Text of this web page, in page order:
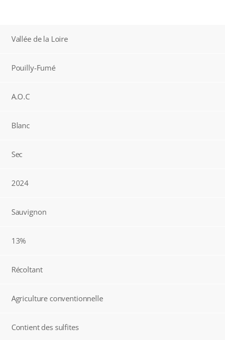
Vallée de la Loire
Pouilly-Fumé
A.O.C
Blanc
Sec
2024
Sauvignon
13%
Récoltant
Agriculture conventionnelle
Contient des sulfites